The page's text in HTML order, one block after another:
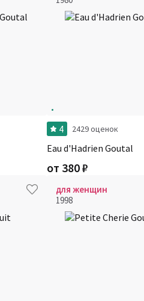
4 2429 оценок
Eau d'Hadrien Goutal
от 380₽
для женщин
1998